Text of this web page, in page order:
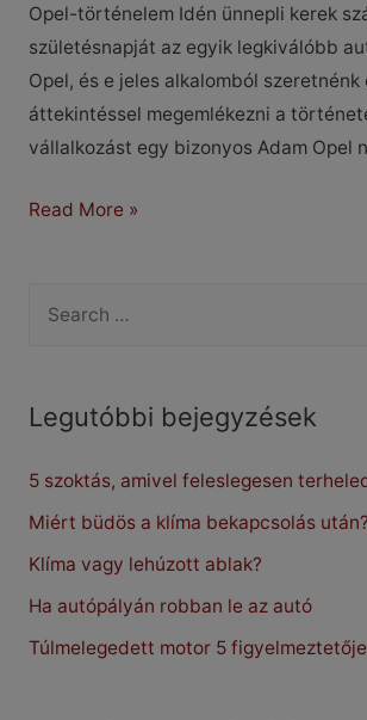
Opel-történelem Idén ünnepli kerek
születésnapját az egyik legkiválóbb
Opel, és e jeles alkalomból
áttekintéssel megemlékezni a
vállalkozást egy bizonyos Adam Opel
Opel-
Read More »
r
h
f
o
r
Legutóbbi bejegyzések
5 szoktás, amivel feleslegesen
Miért büdös a klíma bekapcsolás után?
Klíma vagy lehúzott ablak?
Ha autópályán robban le az autó
Túlmelegedett motor 5